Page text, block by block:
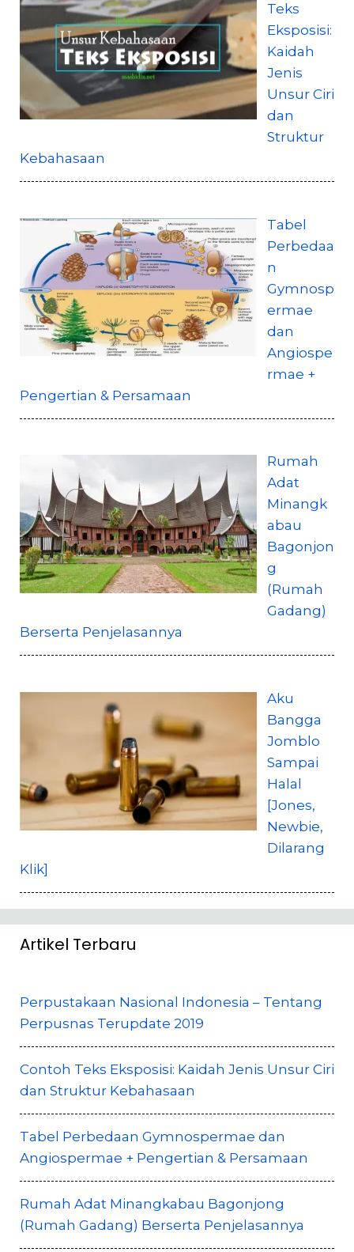
Teks
Eksposisi:
Kaidah
Jenis
Unsur Ciri
dan
Struktur
Kebahasaan
Tabel
Perbedaa
n
Gymnosp
ermae
dan
Angiospe
rmae +
Pengertian & Persamaan
Rumah
Adat
Minangk
abau
Bagonjon
g
(Rumah
Gadang)
Berserta Penjelasannya
Aku
Bangga
Jomblo
Sampai
Halal
[Jones,
Newbie,
Dilarang
Klik]
Artikel Terbaru
Perpustakaan Nasional Indonesia – Tentang
Perpusnas Terupdate 2019
Contoh Teks Eksposisi: Kaidah Jenis Unsur Ciri
dan Struktur Kebahasaan
Tabel Perbedaan Gymnospermae dan
Angiospermae + Pengertian & Persamaan
Rumah Adat Minangkabau Bagonjong
(Rumah Gadang) Berserta Penjelasannya